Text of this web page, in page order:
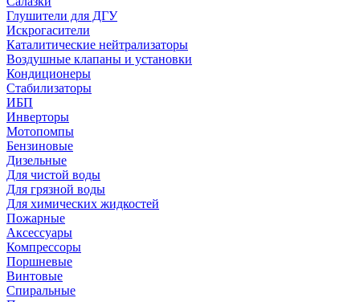
Глушители для ДГУ
Искрогасители
Каталитические нейтрализаторы
Воздушные клапаны и установки
Кондиционеры
Стабилизаторы
ИБП
Инверторы
Мотопомпы
Бензиновые
Дизельные
Для чистой воды
Для грязной воды
Для химических жидкостей
Пожарные
Аксессуары
Компрессоры
Поршневые
Винтовые
Спиральные